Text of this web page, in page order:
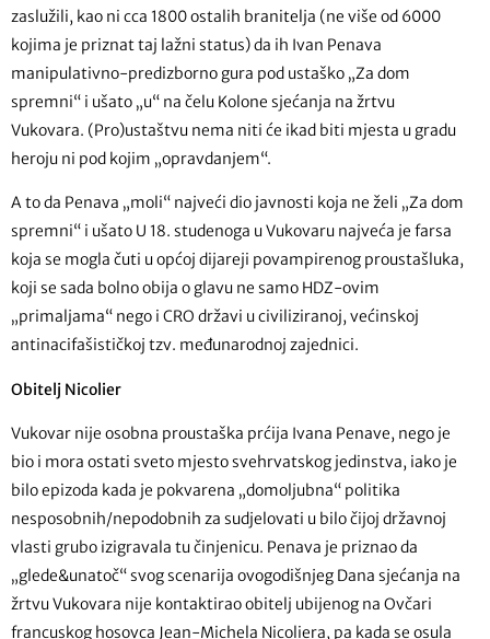
zaslužili, kao ni cca 1800 ostalih branitelja (ne više od 6000
kojima je priznat taj lažni status) da ih Ivan Penava
manipulativno-predizborno gura pod ustaško „Za dom
spremni“ i ušato „u“ na čelu Kolone sjećanja na žrtvu
Vukovara. (Pro)ustaštvu nema niti će ikad biti mjesta u gradu
heroju ni pod kojim „opravdanjem“.
A to da Penava „moli“ najveći dio javnosti koja ne želi „Za dom
spremni“ i ušato U 18. studenoga u Vukovaru najveća je farsa
koja se mogla čuti u općoj dijareji povampirenog proustašluka,
koji se sada bolno obija o glavu ne samo HDZ-ovim
„primaljama“ nego i CRO državi u civiliziranoj, većinskoj
antinacifašističkoj tzv. međunarodnoj zajednici.
Obitelj Nicolier
Vukovar nije osobna proustaška prćija Ivana Penave, nego je
bio i mora ostati sveto mjesto svehrvatskog jedinstva, iako je
bilo epizoda kada je pokvarena „domoljubna“ politika
nesposobnih/nepodobnih za sudjelovati u bilo čijoj državnoj
vlasti grubo izigravala tu činjenicu. Penava je priznao da
„glede&unatoč“ svog scenarija ovogodišnjeg Dana sjećanja na
žrtvu Vukovara nije kontaktirao obitelj ubijenog na Ovčari
francuskog hosovca Jean-Michela Nicoliera, pa kada se osula